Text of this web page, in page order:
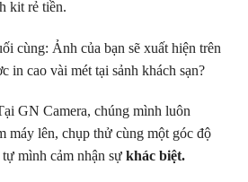
kit rẻ tiền.
cùng: Ảnh của bạn sẽ xuất hiện trên
in cao vài mét tại sảnh khách sạn?
GN Camera, chúng mình luôn
máy lên, chụp thử cùng một góc độ
mình cảm nhận sự khác biệt.